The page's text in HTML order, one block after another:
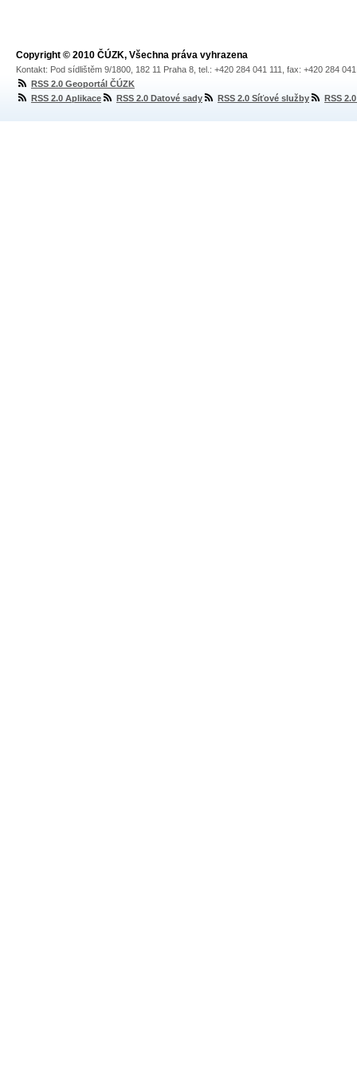
Copyright © 2010 ČÚZK, Všechna práva vyhrazena
Kontakt: Pod sídlištěm 9/1800, 182 11 Praha 8, tel.: +420 284 041 111, fax: +420 284
RSS 2.0 Geoportál ČÚZK
RSS 2.0 Aplikace
RSS 2.0 Datové sady RSS 2.0 Síťové služby RSS